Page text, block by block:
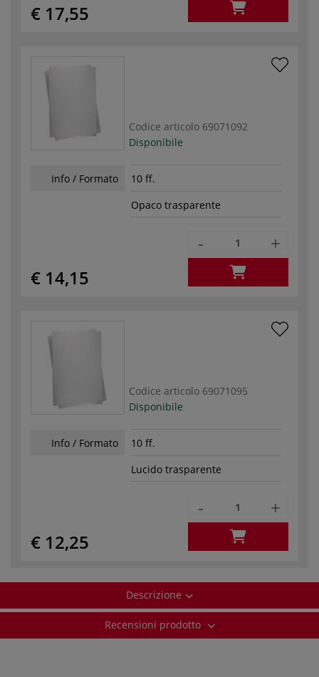
€ 17,55
Codice articolo 69071092
Disponibile
Info / Formato
10 ff.
Opaco trasparente
€ 14,15
- +
Codice articolo 69071095
Disponibile
Info / Formato
10 ff.
Lucido trasparente
€ 12,25
- +
Descrizione
Recensioni prodotto